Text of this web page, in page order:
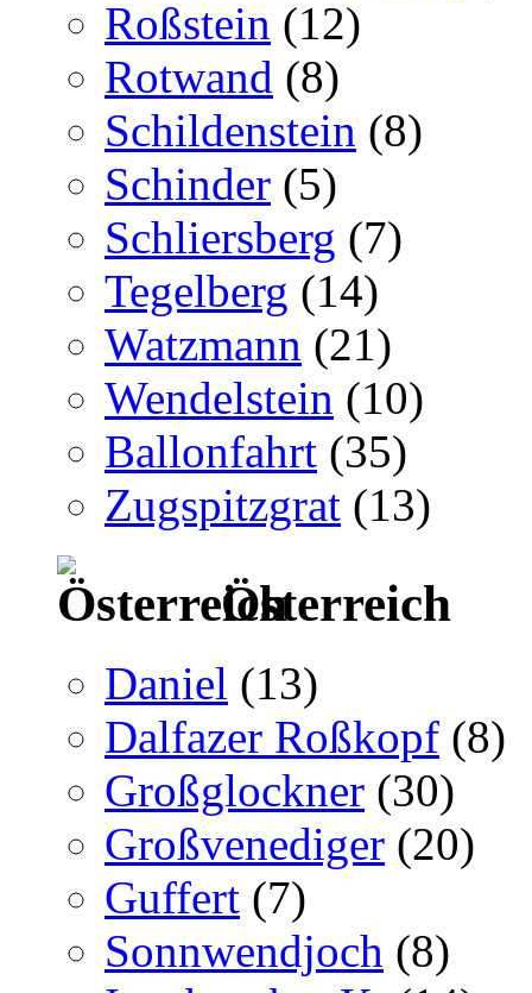
Roßstein (12)
Rotwand (8)
Schildenstein (8)
Schinder (5)
Schliersberg (7)
Tegelberg (14)
Watzmann (21)
Wendelstein (10)
Ballonfahrt (35)
Zugspitzgrat (13)
Österreich
Daniel (13)
Dalfazer Roßkopf (8)
Großglockner (30)
Großvenediger (20)
Guffert (7)
Sonnwendjoch (8)